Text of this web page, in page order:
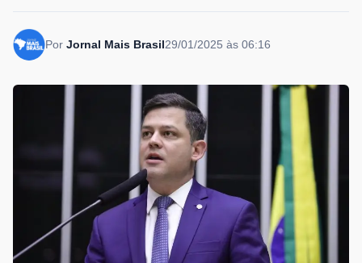
Por Jornal Mais Brasil29/01/2025 às 06:16